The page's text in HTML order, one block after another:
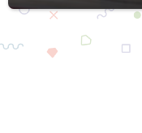
В аббревиатуре РГБ
обширной библиотеки
Российская